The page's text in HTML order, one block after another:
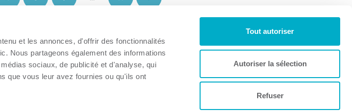
et les annonces, d'offrir des fonctionnalités
Nous partageons également des informations
sociaux, de publicité et d'analyse, qui
que vous leur avez fournies ou qu'ils ont
Tout autoriser
Autoriser la sélection
Refuser